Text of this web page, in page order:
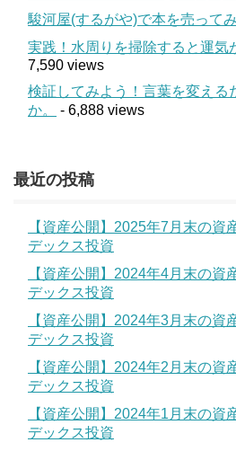
駿河屋(するがや)で本を売ってみ
実践！水周りを掃除すると運気
7,590 views
検証してみよう！言葉を変える
か。
- 6,888 views
最近の投稿
【資産公開】2025年7月末の資
デックス投資
【資産公開】2024年4月末の資
デックス投資
【資産公開】2024年3月末の資
デックス投資
【資産公開】2024年2月末の資
デックス投資
【資産公開】2024年1月末の資
デックス投資